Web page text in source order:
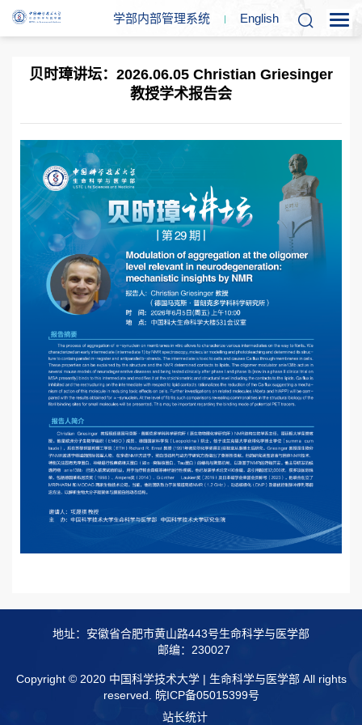
学部内部管理系统 English
贝时璋讲坛：2026.06.05 Christian Griesinger
教授学术报告会
地址：安徽省合肥市黄山路443号生命科学与医学部
邮编：230027
Copyright © 2020 中国科学技术大学 | 生命科学与医学部 All rights
reserved. 皖ICP备05015399号
站长统计